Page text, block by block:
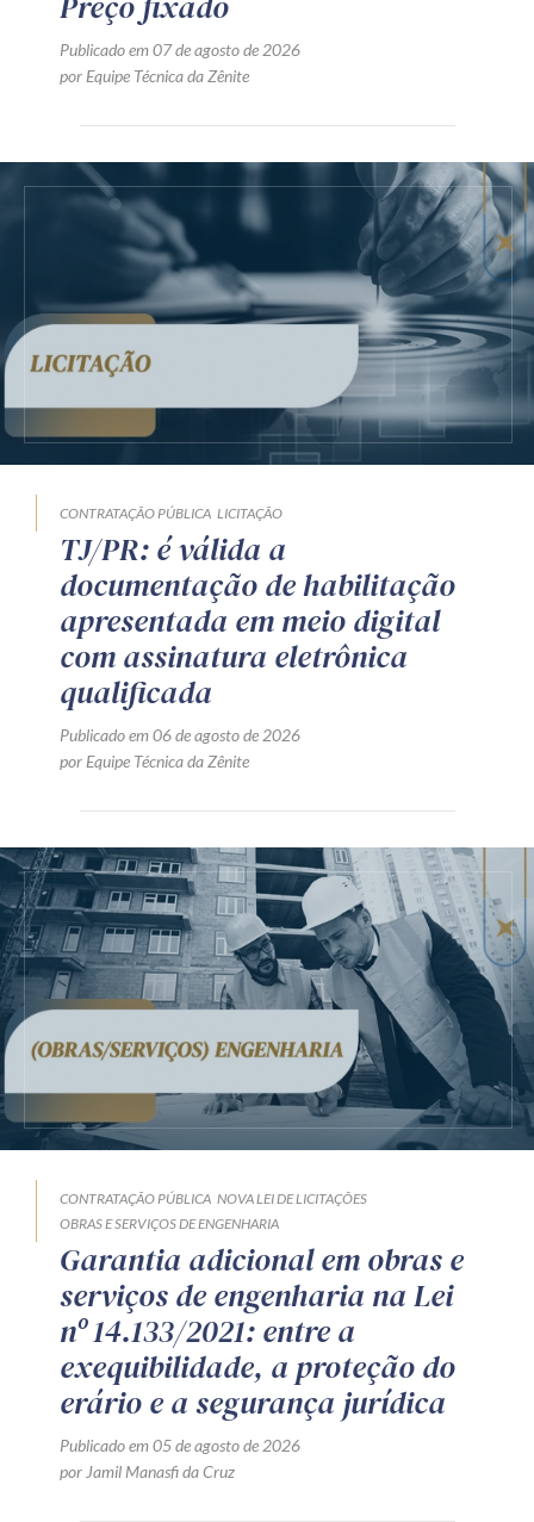
Publicado em 07 de agosto de 2026
por Equipe Técnica da Zênite
CONTRATAÇÃO PÚBLICA LICITAÇÃO
TJ/PR: é válida a
documentação de habilitação
apresentada em meio digital
com assinatura eletrônica
qualificada
Publicado em 06 de agosto de 2026
por Equipe Técnica da Zênite
CONTRATAÇÃO PÚBLICA NOVA LEI DE LICITAÇÕES
OBRAS E SERVIÇOS DE ENGENHARIA
Garantia adicional em obras e
serviços de engenharia na Lei
nº 14.133/2021: entre a
exequibilidade, a proteção do
erário e a segurança jurídica
Publicado em 05 de agosto de 2026
por Jamil Manasfi da Cruz